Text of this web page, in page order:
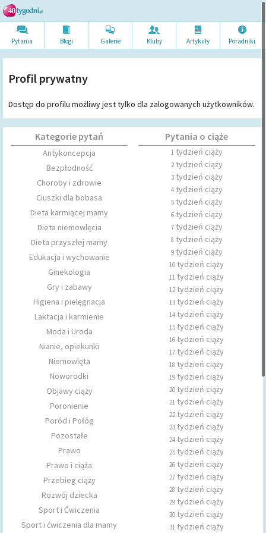
Pytania Blogi Galerie Kluby Artykuły Poradniki
Profil prywatny
Dostęp do profilu możliwy jest tylko dla zalogowanych użytkowników.
Kategorie pytań
Antykoncepcja
Bezpłodność
Choroby i zdrowie
Ciuszki dla bobasa
Dieta karmiącej mamy
Dieta niemowlęcia
Dieta przyszłej mamy
Edukacja i wychowanie
Ginekologia
Gry i zabawy
Higiena i pielęgnacja
Laktacja i karmienie
Moda i Uroda
Nianie, opiekunki
Niemowlęta
Noworodki
Objawy ciąży
Poronienie
Poród i Połóg
Pozostałe
Prawo
Prawo i ciąża
Przebieg ciąży
Rozwój dziecka
Sport i Ćwiczenia
Sport i ćwiczenia dla mamy
Pytania o ciąże
1tydzień ciąży
2tydzień ciąży
3tydzień ciąży
4tydzień ciąży
5tydzień ciąży
6tydzień ciąży
7tydzień ciąży
8 tydzień ciąży
9tydzień ciąży
10 tydzień ciąży
11 tydzień ciąży
12tydzień ciąży
13 tydzień ciąży
14 tydzień ciąży
15 tydzień ciąży
16 tydzień ciąży
17 tydzień ciąży
18 tydzień ciąży
19 tydzień ciąży
20 tydzień ciąży
21 tydzień ciąży
22tydzień ciąży
23 tydzień ciąży
24 tydzień ciąży
25 tydzień ciąży
26 tydzień ciąży
27 tydzień ciąży
28 tydzień ciąży
29 tydzień ciąży
30 tydzień ciąży
31 tydzień ciąży